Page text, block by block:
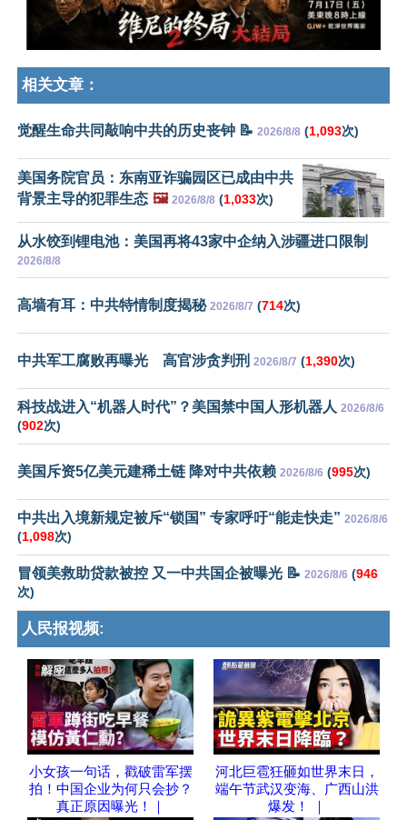
相关文章：
觉醒生命共同敲响中共的历史丧钟 📝 2026/8/8 (1,093次)
美国务院官员：东南亚诈骗园区已成由中共
背景主导的犯罪生态 🖼️ 2026/8/8 (1,033次)
从水饺到锂电池：美国再将43家中企纳入涉疆进口限制
2026/8/8
高墙有耳：中共特情制度揭秘 2026/8/7 (714次)
中共军工腐败再曝光 高官涉贪判刑 2026/8/7 (1,390次)
科技战进入“机器人时代”？美国禁中国人形机器人 2026/8/6
(902次)
美国斥资5亿美元建稀土链 降对中共依赖 2026/8/6 (995次)
中共出入境新规定被斥“锁国” 专家呼吁“能走快走” 2026/8/6
(1,098次)
冒领美救助贷款被控 又一中共国企被曝光 📝 2026/8/6 (946
次)
人民报视频:
小女孩一句话，戳破雷军摆
拍！中国企业为何只会抄？
真正原因曝光！｜
河北巨雹狂砸如世界末日，
端午节武汉变海、广西山洪
爆发！ ｜